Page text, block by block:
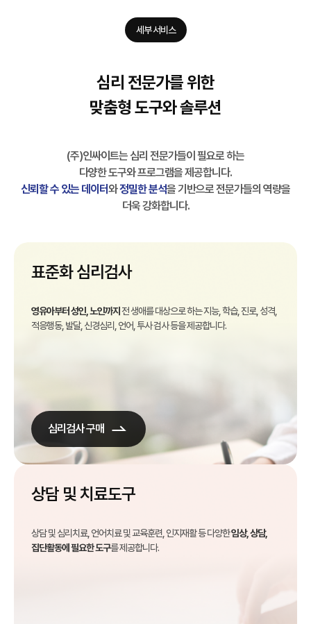
세부 서비스
심리 전문가를 위한
맞춤형 도구와 솔루션
(주)인싸이트는 심리 전문가들이 필요로 하는
다양한 도구와 프로그램을 제공합니다.
신뢰할 수 있는 데이터와정밀한 분석을 기반으로 전문가들의 역량을
더욱 강화합니다.
표준화 심리검사
영유아부터 성인, 노인까지 전 생애를 대상으로 하는 지능, 학습, 진로, 성격,
적응행동, 발달, 신경심리, 언어, 투사 검사 등을 제공합니다.
심리검사 구매
상담 및 치료도구
상담 및 심리치료, 언어치료 및 교육훈련, 인지재활 등 다양한임상, 상담,
집단활동에 필요한 도구를 제공합니다.